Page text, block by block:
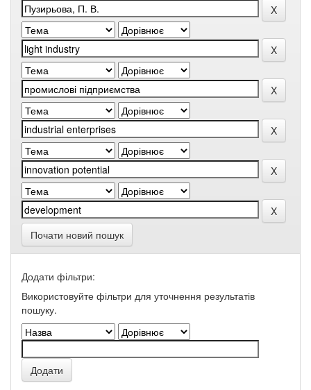
Почати новий пошук
Додати фільтри:
Використовуйте фільтри для уточнення результатів
пошуку.